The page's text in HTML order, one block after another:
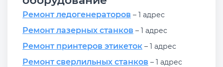
Ремонт ледогенераторов – 1 адрес
Ремонт лазерных станков – 1 адрес
Ремонт принтеров этикеток – 1 адрес
Ремонт сверлильных станков – 1 адрес